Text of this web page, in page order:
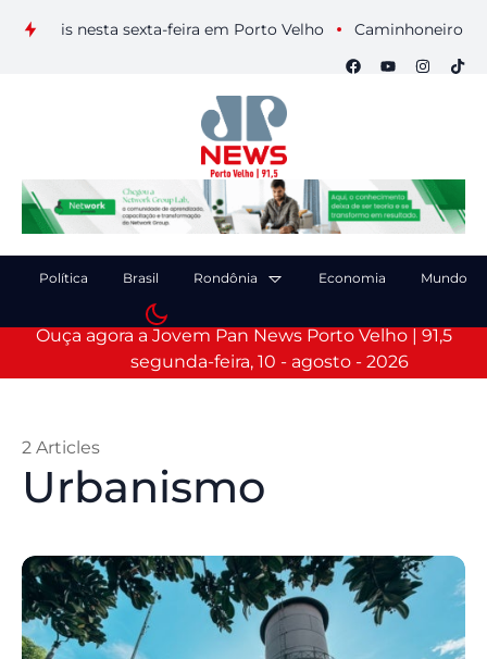
nesta sexta-feira em Porto Velho Caminhoneiro morre
Política Brasil Rondônia Economia Mundo
Ouça agora a Jovem Pan News Porto Velho | 91,5
segunda-feira, 10 - agosto - 2026
Urbanismo
2 Articles